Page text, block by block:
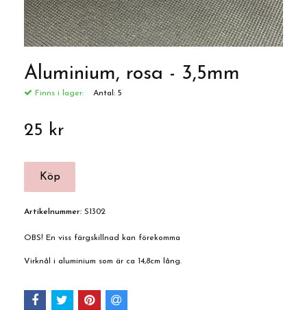
Aluminium, rosa - 3,5mm
Finns i lager: Antal: 5
25 kr
Artikelnummer: S1302
OBS! En viss färgskillnad kan förekomma
Virknål i aluminium som är ca 14,8cm lång.